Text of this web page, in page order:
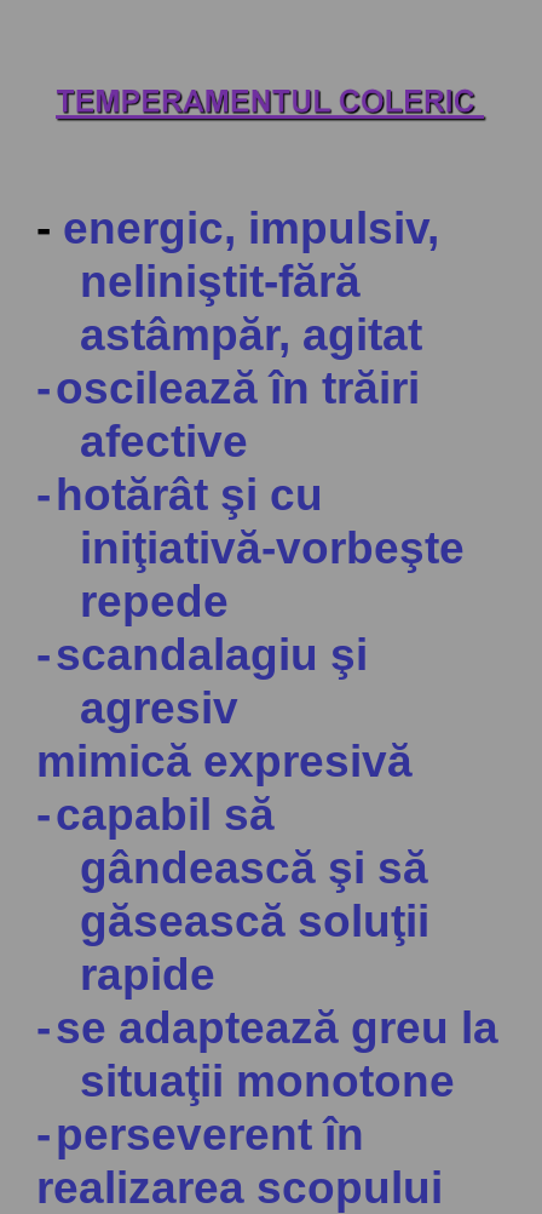
- energic, impulsiv,
neliniştit-fără
astâmpăr, agitat
-oscilează în trăiri
afective
-hotărât şi cu
iniţiativă-vorbeşte
repede
-scandalagiu şi
agresiv
mimică expresivă
-capabil să
gândească şi să
găsească soluţii
rapide
-se adaptează greu la
situaţii monotone
-perseverent în
realizarea scopului